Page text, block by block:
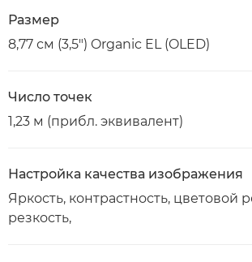
Размер
8,77 см (3,5") Organic EL (OLED)
Число точек
1,23 м (прибл. эквивалент)
Настройка качества изображения
Яркость, контрастность, цветовой
резкость,